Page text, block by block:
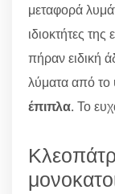
μεταφορά
ιδιοκτήτες της
πήραν ειδική
λύματα από το
έπιπλα. Το